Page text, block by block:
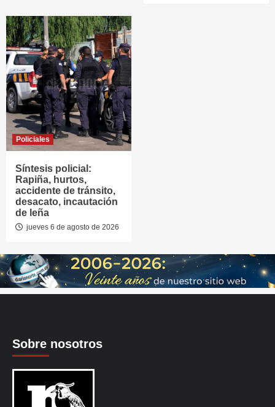
Policiales
Síntesis policial:
Rapiña, hurtos,
accidente de tránsito,
desacato, incautación
de leña
jueves 6 de agosto de 2026
Sobre nosotros